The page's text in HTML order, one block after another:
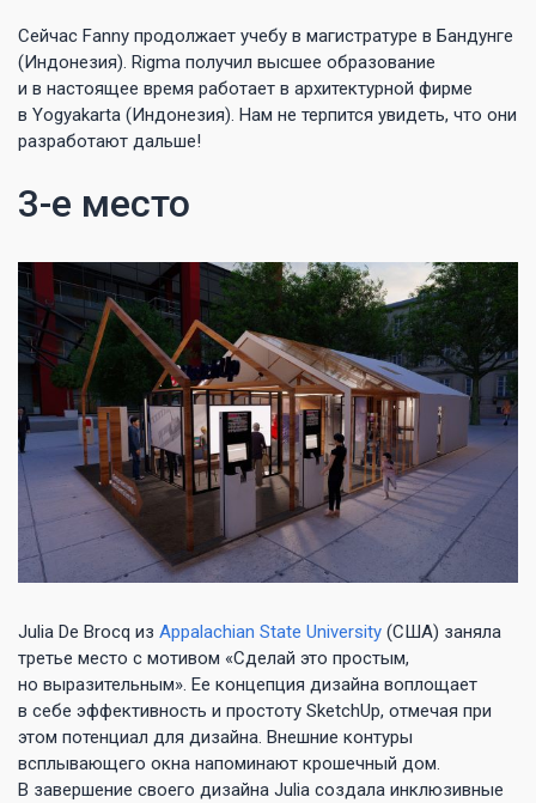
Сейчас Fanny продолжает учебу в магистратуре в Бандунге
(Индонезия). Rigma получил высшее образование
и в настоящее время работает в архитектурной фирме
в Yogyakarta (Индонезия). Нам не терпится увидеть, что они
разработают дальше!
3-е место
Julia De Brocq из Appalachian State University (США) заняла
третье место с мотивом «Сделай это простым,
но выразительным». Ее концепция дизайна воплощает
в себе эффективность и простоту SketchUp, отмечая при
этом потенциал для дизайна. Внешние контуры
всплывающего окна напоминают крошечный дом.
В завершение своего дизайна Julia создала инклюзивные